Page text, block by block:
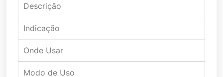
Descrição
Indicação
Onde Usar
Modo de Uso